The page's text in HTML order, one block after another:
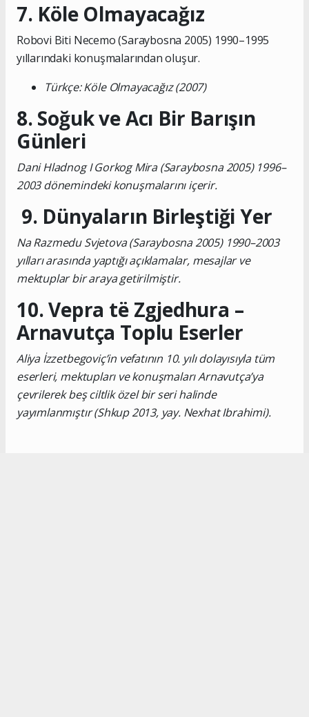
7. Köle Olmayacağız
Robovi Biti Necemo (Saraybosna 2005) 1990–1995
yıllarındaki konuşmalarından oluşur.
Türkçe: Köle Olmayacağız (2007)
8. Soğuk ve Acı Bir Barışın
Günleri
Dani Hladnog I Gorkog Mira (Saraybosna 2005) 1996–
2003 dönemindeki konuşmalarını içerir.
9. Dünyaların Birleştiği Yer
Na Razmedu Svjetova (Saraybosna 2005) 1990–2003
yılları arasında yaptığı açıklamalar, mesajlar ve
mektuplar bir araya getirilmiştir.
10. Vepra të Zgjedhura –
Arnavutça Toplu Eserler
Aliya İzzetbegoviç’in vefatının 10. yılı dolayısıyla tüm
eserleri, mektupları ve konuşmaları Arnavutça’ya
çevrilerek beş ciltlik özel bir seri halinde
yayımlanmıştır (Shkup 2013, yay. Nexhat Ibrahimi).